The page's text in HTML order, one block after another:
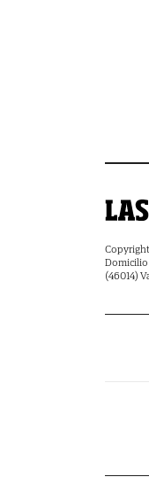
Domicilio
(46014)